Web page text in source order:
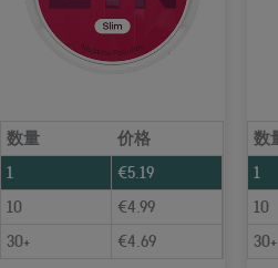
数量
价格
1
€5.19
10
€4.99
30+
€4.69
数
1
10
30+